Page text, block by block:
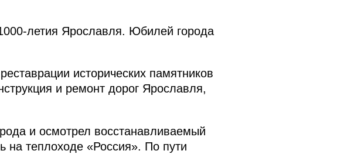
летия Ярославля. Юбилей города
исторических памятников
и ремонт дорог Ярославля,
и осмотрел восстанавливаемый
на теплоходе «Россия». По пути